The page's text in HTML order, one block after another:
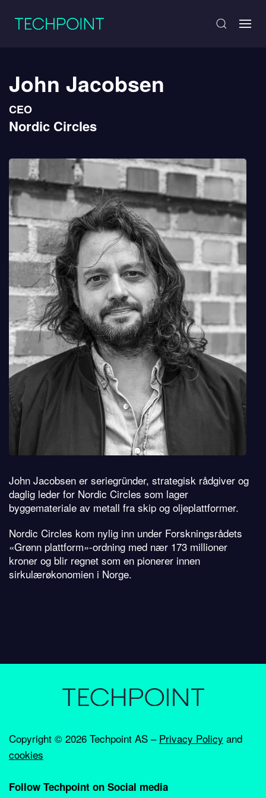
John Jacobsen
CEO
Nordic Circles
John Jacobsen er seriegründer, strategisk rådgiver og
daglig leder for Nordic Circles som lager
byggemateriale av metall fra skip og oljeplattformer.
Nordic Circles kom nylig inn under Forskningsrådets
«Grønn plattform»-ordning med nær 173 millioner
kroner og blir regnet som en pionerer innen
sirkulærøkonomien i Norge.
Copyright © 2026 Techpoint AS – Privacy Policy and
cookies
Follow Techpoint on Social media